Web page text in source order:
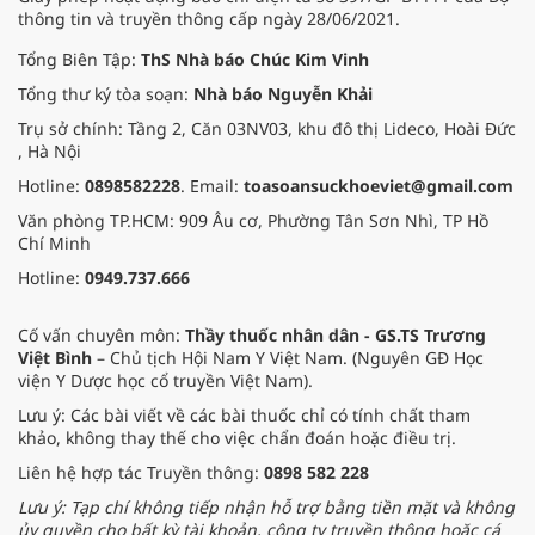
pháp Nam y thuần Việt, giúp xoa
dịu cơn đau và nâng cao sức khỏe
cho các cựu chiến binh trước sự
thay đổi đột ngột của thời tiết.
thông tin và truyền thông cấp ngày 28/06/2021.
Tổng Biên Tập: ThS Nhà báo Chúc Kim Vinh
Tổng thư ký tòa soạn: Nhà báo Nguyễn Khải
Trụ sở chính: Tầng 2, Căn 03NV03, khu đô thị Lideco, Hoài Đức
, Hà Nội
Hotline: 0898582228. Email: toasoansuckhoeviet@gmail.com
Văn phòng TP.HCM: 909 Âu cơ, Phường Tân Sơn Nhì, TP Hồ
Chí Minh
Hotline: 0949.737.666
Cố vấn chuyên môn: Thầy thuốc nhân dân - GS.TS Trương
Việt Bình – Chủ tịch Hội Nam Y Việt Nam. (Nguyên GĐ Học
viện Y Dược học cổ truyền Việt Nam).
Lưu ý: Các bài viết về các bài thuốc chỉ có tính chất tham
khảo, không thay thế cho việc chẩn đoán hoặc điều trị.
Liên hệ hợp tác Truyền thông: 0898 582 228
Lưu ý: Tạp chí không tiếp nhận hỗ trợ bằng tiền mặt và không
ủy quyền cho bất kỳ tài khoản, công ty truyền thông hoặc cá